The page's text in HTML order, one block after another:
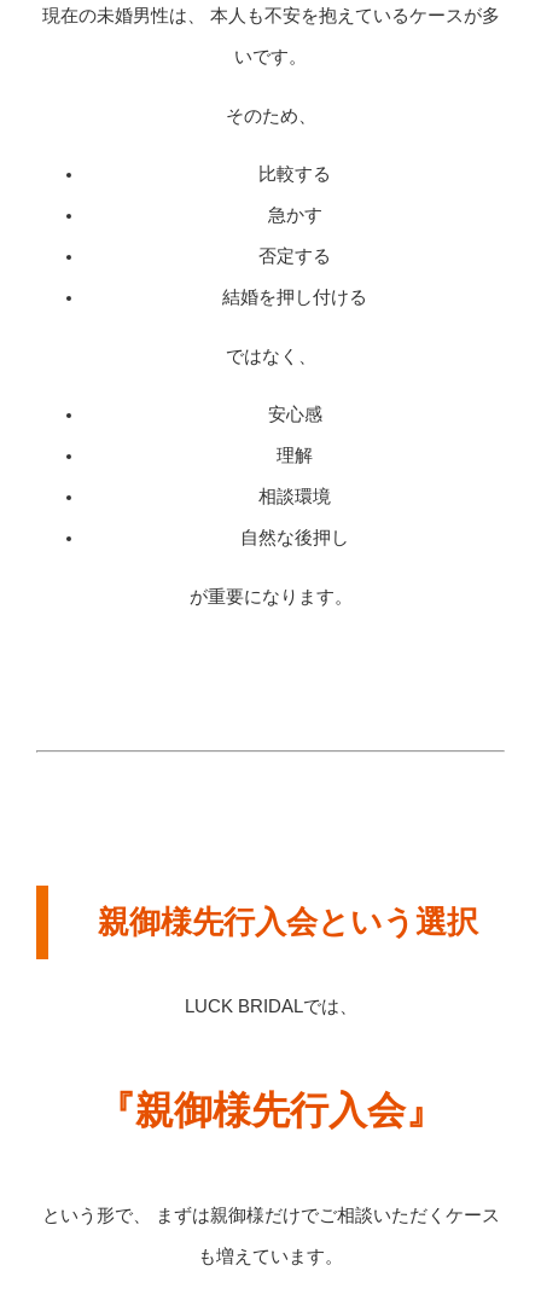
現在の未婚男性は、 本人も不安を抱えているケースが多
いです。
そのため、
比較する
急かす
否定する
結婚を押し付ける
ではなく、
安心感
理解
相談環境
自然な後押し
が重要になります。
親御様先行入会という選択
LUCK BRIDALでは、
『親御様先行入会』
という形で、 まずは親御様だけでご相談いただくケース
も増えています。